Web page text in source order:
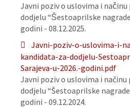
Javni poziv o uslovima i
dodjelu “Šestoaprilske nagrade
godini - 08.12.2025.
Javni-poziv-o-uslovima-i-
kandidata-za-dodjelu-
Sarajeva-u-2026.-godini.pdf
Javni poziv o uslovima i
dodjelu “Šestoaprilske nagrade
godini - 09.12.2024.